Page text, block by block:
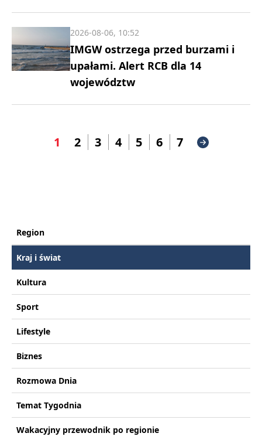
IMGW ostrzega przed burzami i
upałami. Alert RCB dla 14
województw
2026-08-06, 10:52
1 2 3 4 5 6 7
Region
Kraj i świat
Kultura
Sport
Lifestyle
Biznes
Rozmowa Dnia
Temat Tygodnia
Wakacyjny przewodnik po regionie